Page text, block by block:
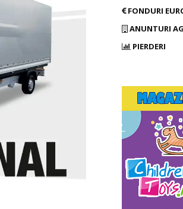
FONDURI
ANUNTURI
PIERDERI